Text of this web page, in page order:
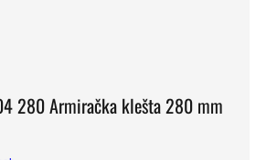
280 Armiračka klešta 280 mm